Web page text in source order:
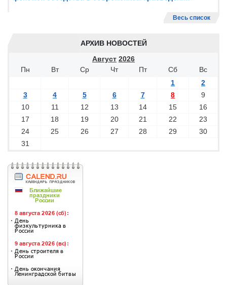
Весь список
АРХИВ НОВОСТЕЙ
Август 2026
Пн
Вт Ср Чт Пт Сб
Вс
1
2
3
4 5 6 7 8
9
10
11 12 13 14 15
16
17
18 19 20 21 22
23
24
25 26 27 28 29
30
31